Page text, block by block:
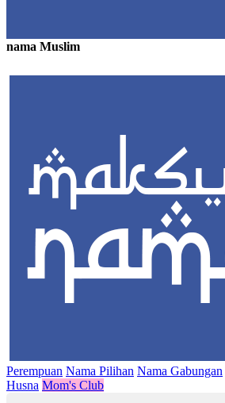
nama Muslim
Perempuan Nama Pilihan Nama Gabungan
Husna Mom's Club